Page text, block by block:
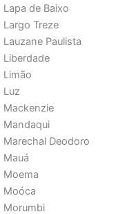
de Baixo
Treze
Paulista
Liberdade
Limão
Luz
Mackenzie
Mandaqui
Deodoro
Moema
Moóca
Morumbi